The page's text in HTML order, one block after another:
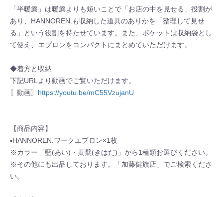
「半暖簾」は暖簾よりも短いことで「お店の中を見せる」役割が
あり、HANNOREN.も収納した道具のありかを「整理して見せ
る」という役割を持たせています。また、ポケットは収納袋とし
て使え、エプロンをコンパクトにまとめていただけます。
◆着方と収納
下記URLより動画でご覧いただけます。
〖動画〗 https://youtu.be/mC55VzujanU
【商品内容】
▪HANNOREN.ワークエプロン×1枚
※カラー「藍(あい)・黄檗(きはだ)」から1種類お選びください。
※その他にも出品しております。「加藤健旗店」でご検索くださ
い。